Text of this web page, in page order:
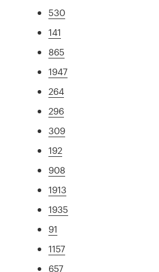
530
141
865
1947
264
296
309
192
908
1913
1935
91
1157
657